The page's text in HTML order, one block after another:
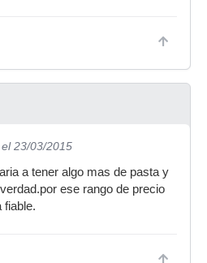
el 23/03/2015
a tener algo mas de pasta y
ese rango de precio
fiable.